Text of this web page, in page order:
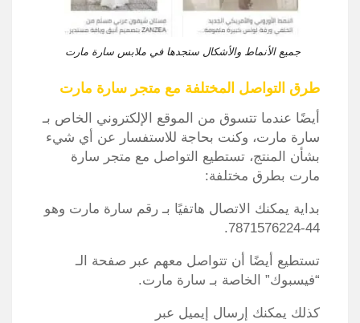
جميع الأنماط والأشكال ستجدها في ملابس سارة مارت
طرق التواصل المختلفة مع متجر سارة مارت
أيضًا عندما تتسوق من الموقع الإلكتروني الخاص بـ
سارة مارت، وكنت بحاجة للاستفسار عن أي شيء
بشأن المنتج، تستطيع التواصل مع متجر سارة
مارت بطرق مختلفة:
بداية يمكنك الاتصال هاتفيًا بـ رقم سارة مارت وهو
44-7871576224.
تستطيع أيضًا أن تتواصل معهم عبر صفحة الـ
“فيسبوك” الخاصة بـ سارة مارت.
كذلك يمكنك إرسال إيميل عبر